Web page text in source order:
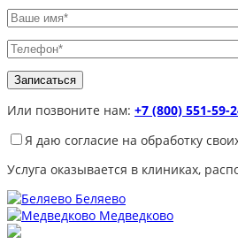
Или позвоните нам: +7 (800) 551-59-
Я даю согласие на обработку
Услуга оказывается в клиниках,
Беляево
Медведково